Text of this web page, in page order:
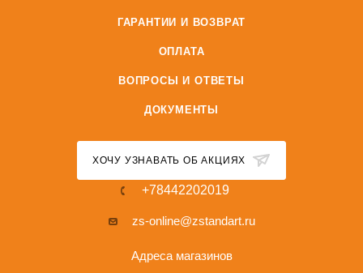
ГАРАНТИИ И ВОЗВРАТ
ОПЛАТА
ВОПРОСЫ И ОТВЕТЫ
ДОКУМЕНТЫ
ХОЧУ УЗНАВАТЬ ОБ АКЦИЯХ
+78442202019
zs-online@zstandart.ru
Адреса магазинов